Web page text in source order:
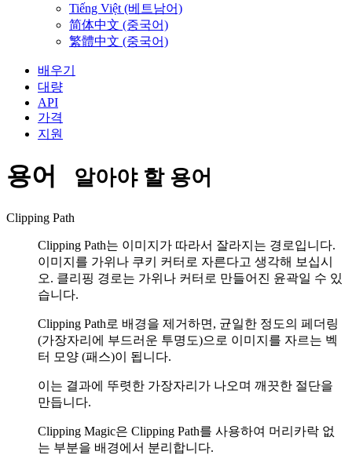
Tiếng Việt (베트남어)
简体中文 (중국어)
繁體中文 (중국어)
배우기
대량
API
가격
지원
용어 알아야 할 용어
Clipping Path
Clipping Path는 이미지가 따라서 잘라지는 경로입니다.
이미지를 가위나 쿠키 커터로 자른다고 생각해 보십시
오. 클리핑 경로는 가위나 커터로 만들어진 윤곽일 수 있
습니다.
Clipping Path로 배경을 제거하면, 균일한 정도의 페더링
(가장자리에 부드러운 투명도)으로 이미지를 자르는 벡
터 모양 (패스)이 됩니다.
이는 결과에 뚜렷한 가장자리가 나오며 깨끗한 절단을
만듭니다.
Clipping Magic은 Clipping Path를 사용하여 머리카락 없
는 부분을 배경에서 분리합니다.